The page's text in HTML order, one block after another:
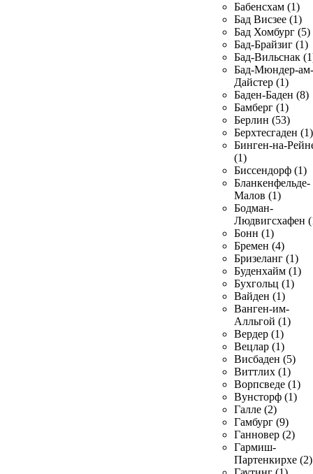
Бабенсхам (1)
Бад Висзее (1)
Бад Хомбург (5)
Бад-Брайзиг (1)
Бад-Вильснак
Бад-Мюндер-ам-
Дайстер (1)
Баден-Баден (8)
Бамберг (1)
Берлин (53)
Берхтесгаден (1)
Бинген-на-
(1)
Биссендорф (1)
Бланкенфельде-
Малов (1)
Бодман-
Людвигсхафен
Бонн (1)
Бремен (4)
Бризеланг (1)
Буденхайм (1)
Бухгольц (1)
Вайден (1)
Ванген-им-
Алльгой (1)
Вердер (1)
Вецлар (1)
Висбаден (5)
Виттлих (1)
Ворпсведе (1)
Вунсторф (1)
Галле (2)
Гамбург (9)
Ганновер (2)
Гармиш-
Партенкирхе (2)